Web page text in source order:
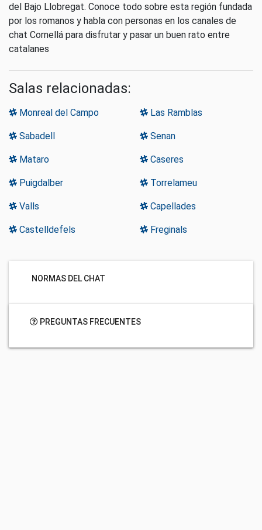
del Bajo Llobregat. Conoce todo sobre esta región fundada
por los romanos y habla con personas en los canales de
chat Cornellá para disfrutar y pasar un buen rato entre
catalanes
Salas relacionadas:
Monreal del Campo Las Ramblas
Sabadell Senan
Mataro Caseres
Puigdalber Torrelameu
Valls Capellades
Castelldefels Freginals
NORMAS DEL CHAT
PREGUNTAS FRECUENTES